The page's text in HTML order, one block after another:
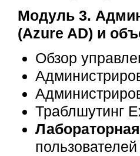
Модуль 3.
(Azure AD) и
Обзор
Траблшутинг